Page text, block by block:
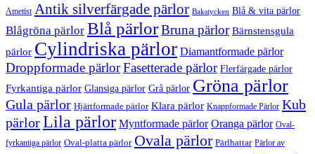
Ametist Antik silverfärgade pärlor Bakstycken Blå & vita pärlor
Blågröna pärlor Blå pärlorBruna pärlor Bärnstensgula
pärlor Cylindriska pärlor Diamantformade pärlor
Droppformade pärlorFasetterade pärlor Flerfärgade pärlor
Fyrkantiga pärlor Glansiga pärlor Grå pärlor Gröna pärlor
Gula pärlor Hjärtformade pärlor Klara pärlor Knappformade Pärlor Kub
pärlorLila pärlor Myntformade pärlor Oranga pärlor Oval-
fyrkantiga pärlor Oval-platta pärlor Ovala pärlor Pärlhattar Pärlor av